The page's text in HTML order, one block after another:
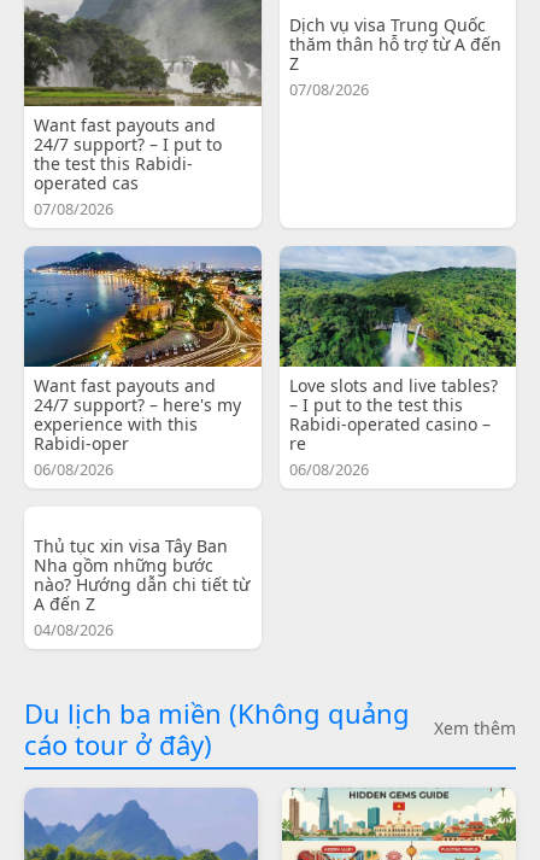
Want fast payouts and
24/7 support? – I put to
the test this Rabidi-
operated cas
07/08/2026
Dịch vụ visa Trung Quốc
thăm thân hỗ trợ từ A đến
Z
07/08/2026
Want fast payouts and
24/7 support? – here's my
experience with this
Rabidi-oper
06/08/2026
Love slots and live tables?
– I put to the test this
Rabidi-operated casino –
re
06/08/2026
Thủ tục xin visa Tây Ban
Nha gồm những bước
nào? Hướng dẫn chi tiết từ
A đến Z
04/08/2026
Du lịch ba miền (Không quảng
cáo tour ở đây)
Xem thêm